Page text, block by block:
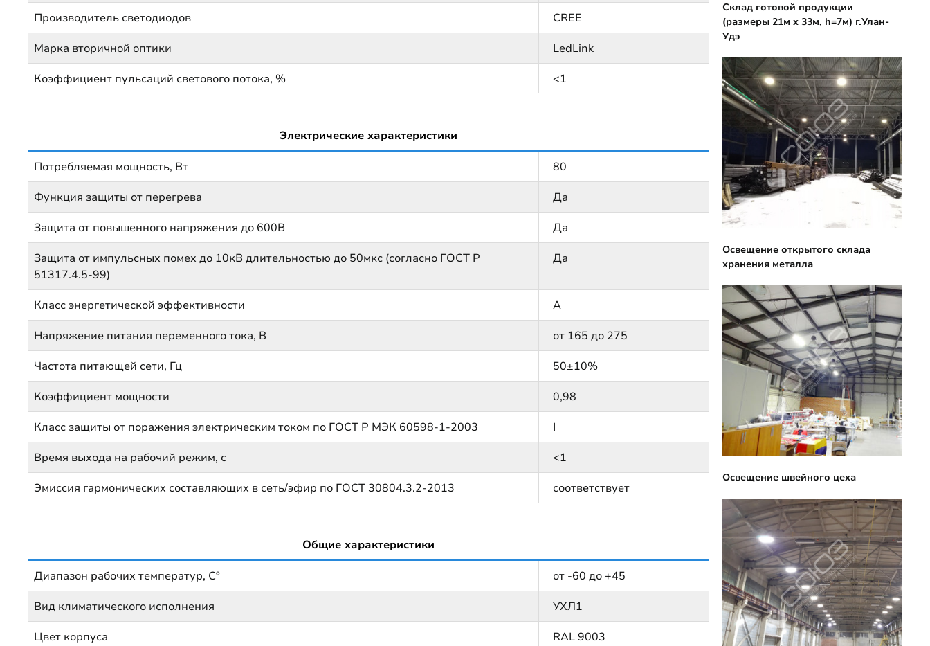
Производитель светодиодов
CREE
Марка вторичной оптики
LedLink
Коэффициент пульсаций светового потока, %
<1
Электрические характеристики
Потребляемая мощность, Вт
80
Функция защиты от перегрева
Да
Защита от повышенного напряжения до 600В
Да
Защита от импульсных помех до 10кВ длительностью до 50мкс (согласно ГОСТ Р
51317.4.5-99)
Да
Класс энергетической эффективности
А
Напряжение питания переменного тока, В
от 165 до 275
Частота питающей сети, Гц
50±10%
Коэффициент мощности
0,98
Класс защиты от поражения электрическим током по ГОСТ Р МЭК 60598-1-2003
I
Время выхода на рабочий режим, с
<1
Эмиссия гармонических составляющих в сеть/эфир по ГОСТ 30804.3.2-2013
соответствует
Общие характеристики
Диапазон рабочих температур, Сº
от -60 до +45
Вид климатического исполнения
УХЛ1
Цвет корпуса
RAL 9003
Склад готовой продукции
(размеры 21м х 33м, h=7м) г.Улан-
Удэ
Освещение открытого склада
хранения металла
Освещение швейного цеха